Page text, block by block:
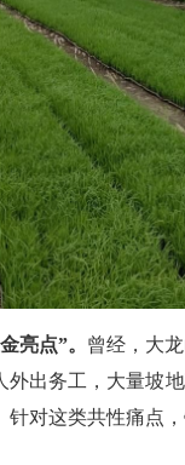
亮点”。 曾经，大
出务工，大量坡
对这类共性痛点